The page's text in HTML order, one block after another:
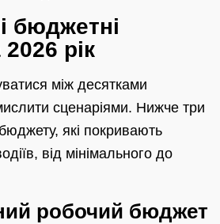
бюджетні
2026 рік
між десятками
сценаріями. Нижче три
які покривають
від мінімального до
робочий бюджет